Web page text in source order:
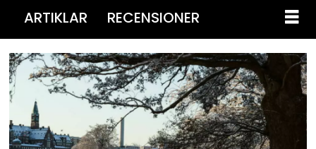
ARTIKLAR RECENSIONER